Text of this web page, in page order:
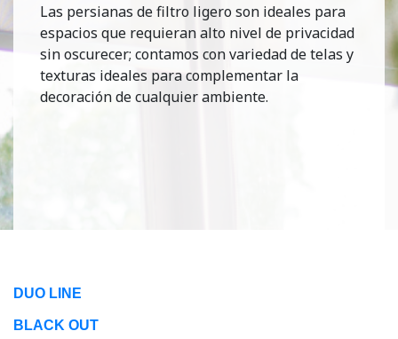
Las persianas de filtro ligero son ideales para
espacios que requieran alto nivel de privacidad
sin oscurecer; contamos con variedad de telas y
texturas ideales para complementar la
decoración de cualquier ambiente.
DUO LINE
BLACK OUT